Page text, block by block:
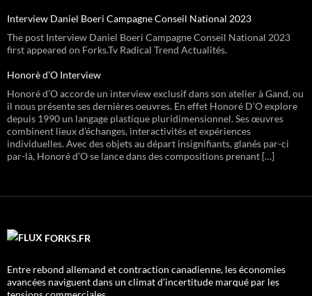
Interview Daniel Boeri Campagne Conseil National 2023
The post Interview Daniel Boeri Campagne Conseil National 2023
first appeared on Forks.Tv Radical Trend Actualités.
Honorè d’O Interview
Honoré d’O accorde un interview exclusif dans son atelier à Gand, ou
il nous présente ses dernières oeuvres. En effet Honoré D’O explore
depuis 1990 un langage plastique pluridimensionnel. Ses œuvres
combinent lieux d’échanges, interactivités et expériences
individuelles. Avec des objets au départ insignifiants, glanés par-ci
par-là, Honoré d’O se lance dans des compositions prenant […]
FORKS.FR
Entre rebond allemand et contraction canadienne, les économies
avancées naviguent dans un climat d’incertitude marqué par les